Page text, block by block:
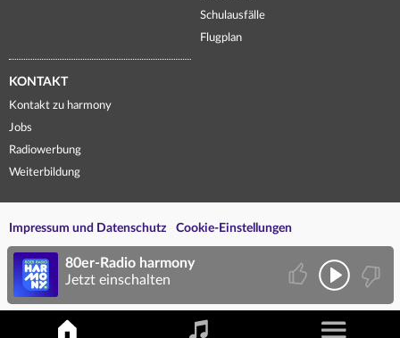
Schulausfälle
Flugplan
KONTAKT
Kontakt zu harmony
Jobs
Radiowerbung
Weiterbildung
Impressum und Datenschutz Cookie-Einstellungen
80er-Radio harmony
Jetzt einschalten